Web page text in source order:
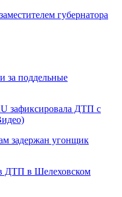
губернатора
за поддельные
зафиксировала ДТП с
задержан угонщик
ДТП в Шелеховском